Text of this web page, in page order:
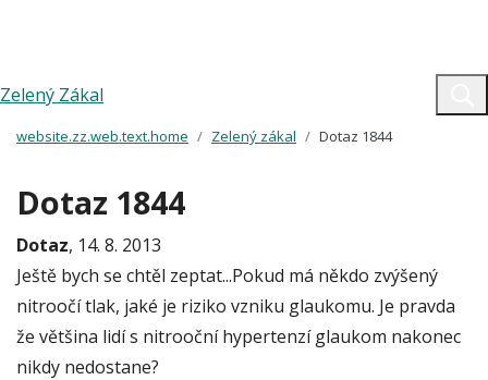
Zelený Zákal
website.zz.web.text.home Zelený zákal Dotaz 1844
Dotaz 1844
Dotaz, 14. 8. 2013
Ještě bych se chtěl zeptat...Pokud má někdo zvýšený
nitroočí tlak, jaké je riziko vzniku glaukomu. Je pravda
že většina lidí s nitrooční hypertenzí glaukom nakonec
nikdy nedostane?